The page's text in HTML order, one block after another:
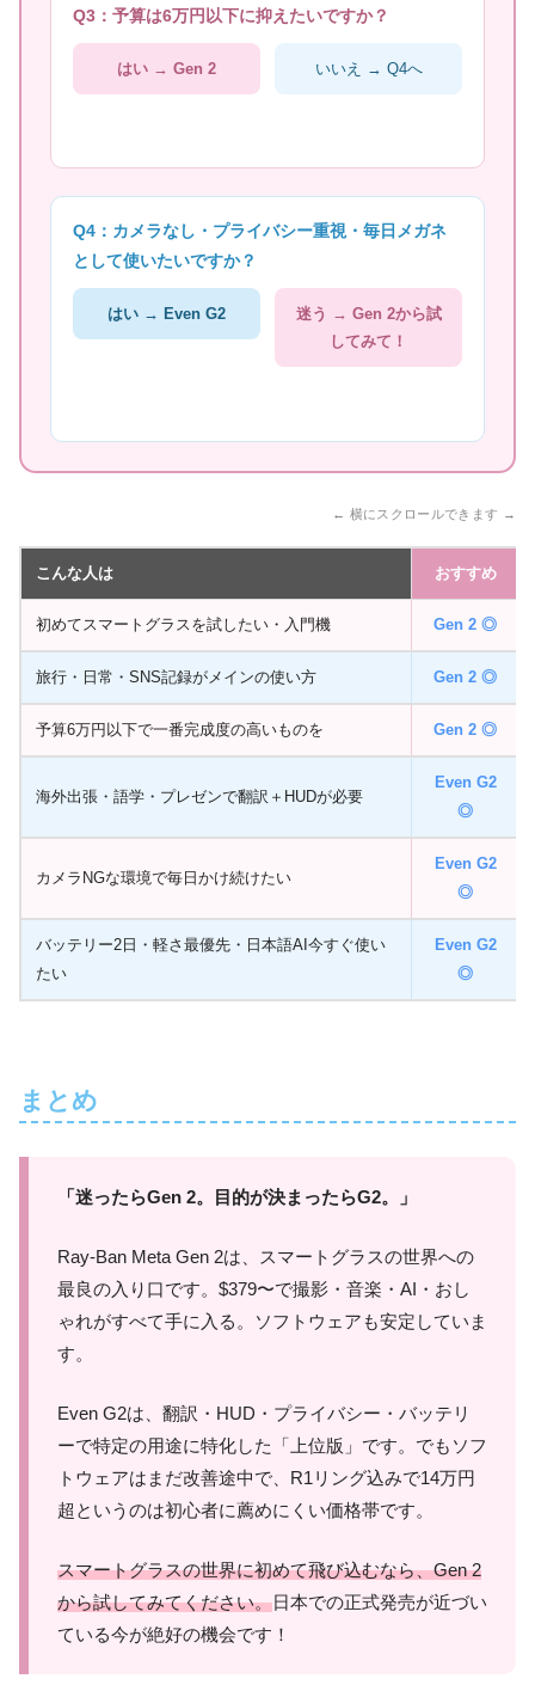
Q3：予算は6万円以下に抑えたいですか？
はい → Gen 2 いいえ → Q4へ
Q4：カメラなし・プライバシー重視・毎日メガネ
として使いたいですか？
はい → Even G2 迷う → Gen 2から試
してみて！
← 横にスクロールできます →
こんな人は おすすめ
初めてスマートグラスを試したい・入門機 Gen 2 ◎
旅行・日常・SNS記録がメインの使い方 Gen 2 ◎
予算6万円以下で一番完成度の高いものを Gen 2 ◎
海外出張・語学・プレゼンで翻訳＋HUDが必要
Even G2
◎
カメラNGな環境で毎日かけ続けたい
Even G2
◎
バッテリー2日・軽さ最優先・日本語AI今すぐ使い
たい
Even G2
◎
まとめ
「迷ったらGen 2。目的が決まったらG2。」
Ray-Ban Meta Gen 2は、スマートグラスの世界への
最良の入り口です。$379〜で撮影・音楽・AI・おし
ゃれがすべて手に入る。ソフトウェアも安定していま
す。
Even G2は、翻訳・HUD・プライバシー・バッテリ
ーで特定の用途に特化した「上位版」です。でもソフ
トウェアはまだ改善途中で、R1リング込みで14万円
超というのは初心者に薦めにくい価格帯です。
スマートグラスの世界に初めて飛び込むなら、Gen 2
から試してみてください。日本での正式発売が近づい
ている今が絶好の機会です！